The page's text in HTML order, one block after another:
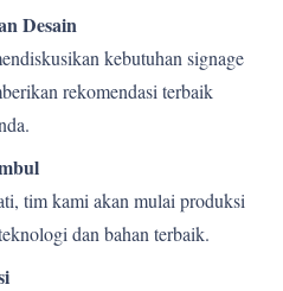
Desain
kebutuhan signage
rekomendasi terbaik
tim kami akan mulai produksi
dan bahan terbaik.